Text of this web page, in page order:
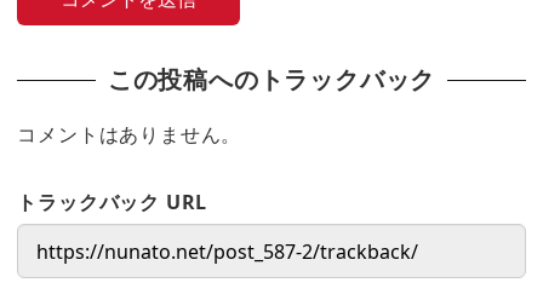
この投稿へのトラックバック
コメントはありません。
トラックバック URL